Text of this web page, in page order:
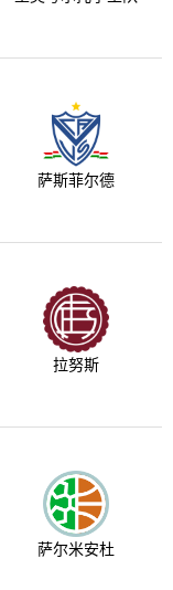
萨斯菲尔德
拉努斯
萨尔米安杜